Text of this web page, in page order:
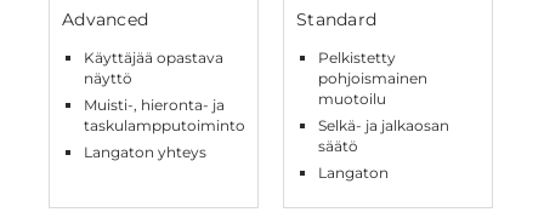
Advanced
Käyttäjää opastava
näyttö
Muisti-, hieronta- ja
taskulampputoiminto
Langaton yhteys
Standard
Pelkistetty
pohjoismainen
muotoilu
Selkä- ja jalkaosan
säätö
Langaton